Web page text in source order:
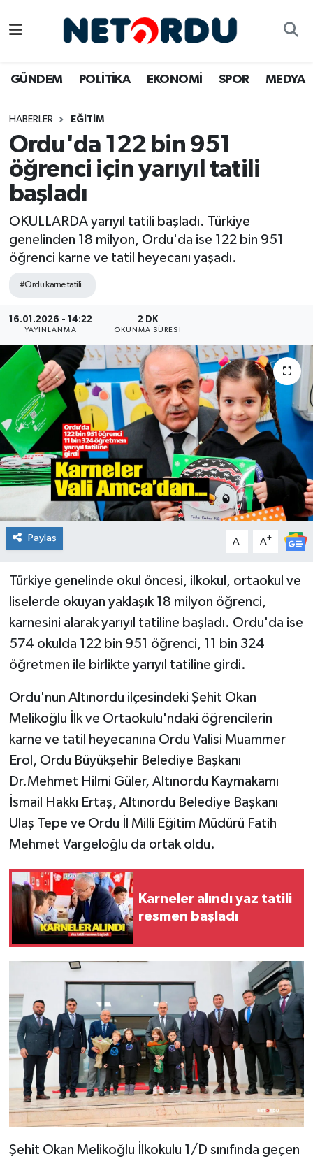
GÜNDEM POLİTİKA EKONOMİ SPOR MEDYA
HABERLER EĞİTİM
Ordu'da 122 bin 951
öğrenci için yarıyıl tatili
başladı
OKULLARDA yarıyıl tatili başladı. Türkiye
genelinden 18 milyon, Ordu'da ise 122 bin 951
öğrenci karne ve tatil heyecanı yaşadı.
#Ordu karne tatili
16.01.2026 - 14:22
YAYINLANMA
2 DK
OKUNMA SÜRESI
Paylaş A- A+
Türkiye genelinde okul öncesi, ilkokul, ortaokul ve
liselerde okuyan yaklaşık 18 milyon öğrenci,
karnesini alarak yarıyıl tatiline başladı. Ordu'da ise
574 okulda 122 bin 951 öğrenci, 11 bin 324
öğretmen ile birlikte yarıyıl tatiline girdi.
Ordu'nun Altınordu ilçesindeki Şehit Okan
Melikoğlu İlk ve Ortaokulu'ndaki öğrencilerin
karne ve tatil heyecanına Ordu Valisi Muammer
Erol, Ordu Büyükşehir Belediye Başkanı
Dr.Mehmet Hilmi Güler, Altınordu Kaymakamı
İsmail Hakkı Ertaş, Altınordu Belediye Başkanı
Ulaş Tepe ve Ordu İl Milli Eğitim Müdürü Fatih
Mehmet Vargeloğlu da ortak oldu.
Karneler alındı yaz tatili
resmen başladı
Şehit Okan Melikoğlu İlkokulu 1/D sınıfında geçen
DÜNYA
EKONOMİ
KULTUR-SANAT
MAGAZİN
MEDYA
OTOMOBİL
ÖZEL HABER
POLİTİKA
RÖPORTAJ
SAĞLIK
SPOR
TARIM
TURİZM
VİDEO HABER
YAŞAM
Namaz Vakitleri
Trafik Durumu
Süper Lig Puan Durumu ve Fikstür
Tüm Manşetler
Son Dakika Haberleri